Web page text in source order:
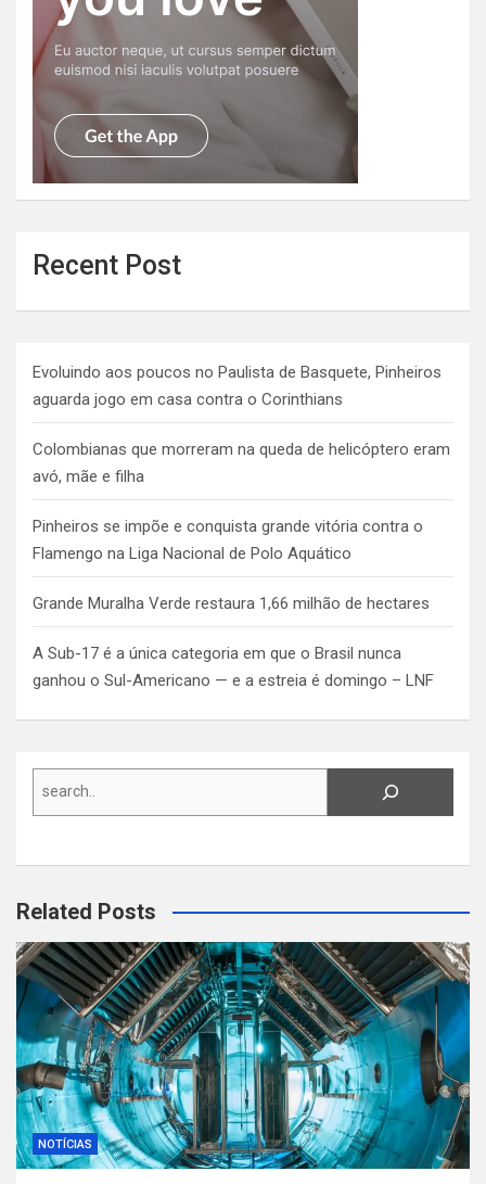
Recent Post
Evoluindo aos poucos no Paulista de Basquete, Pinheiros
aguarda jogo em casa contra o Corinthians
Colombianas que morreram na queda de helicóptero eram
avó, mãe e filha
Pinheiros se impõe e conquista grande vitória contra o
Flamengo na Liga Nacional de Polo Aquático
Grande Muralha Verde restaura 1,66 milhão de hectares
A Sub-17 é a única categoria em que o Brasil nunca
ganhou o Sul-Americano — e a estreia é domingo – LNF
Search
Related Posts
NOTÍCIAS